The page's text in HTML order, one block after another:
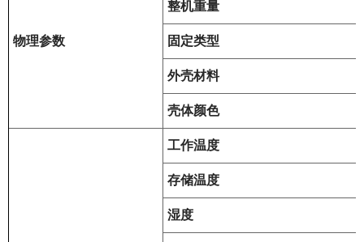
物理参数
整机重量
固定类型
外壳材料
壳体颜色
工作温度
存储温度
湿度